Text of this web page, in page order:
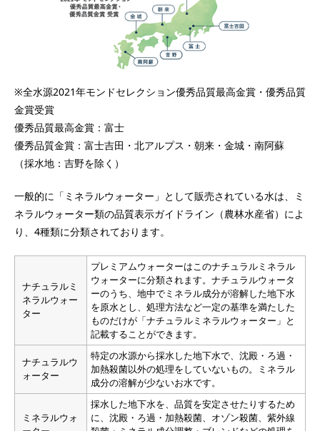
※全水源2021年モンドセレクション優秀品質最高金賞・優秀品質
金賞受賞
優秀品質最高金賞：富士
優秀品質金賞：富士吉田・北アルプス・朝来・金城・南阿蘇
（採水地：吉野を除く）
一般的に「ミネラルウォーター」として販売されている水は、ミ
ネラルウォーター類の品質表示ガイドライン（農林水産省）によ
り、4種類に分類されております。
ナチュラルミ
ネラルウォー
ター
プレミアムウォーターはこのナチュラルミネラル
ウォーターに分類されます。ナチュラルウォータ
ーのうち、地中でミネラル成分が溶解した地下水
を原水とし、処理方法など一定の基準を満たした
ものだけが「ナチュラルミネラルウォーター」と
記載することができます。
ナチュラルウ
ォーター
特定の水源から採水した地下水で、沈殿・ろ過・
加熱殺菌以外の処理をしていないもの。ミネラル
成分の溶解が少ないお水です。
ミネラルウォ
採水した地下水を、品質を安定させたりするため
に、沈殿・ろ過・加熱殺菌、オゾン殺菌、紫外線